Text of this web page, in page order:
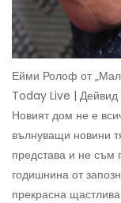
Ейми Ролоф от
Today Live | Дейвид
Новият дом не е
вълнуващи новини
представа и не съм
годишнина от
прекрасна